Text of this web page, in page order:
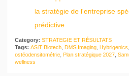
la stratégie de l'entreprise
prédictive
Category: STRATEGIE ET RÉSULTATS
Tags: ASIT Biotech DMS Imaging Hybrigenics
ostéodensitométrie Plan stratégique 2027
wellness